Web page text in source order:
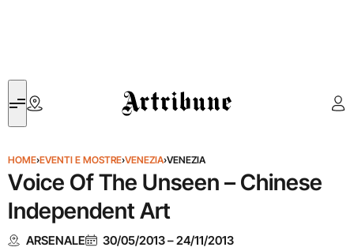
Artribune
HOME›EVENTI E MOSTRE›VENEZIA›VENEZIA
Voice Of The Unseen – Chinese
Independent Art
ARSENALE 30/05/2013–24/11/2013